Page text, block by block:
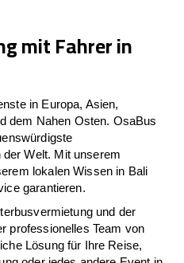
mit Fahrer in
in Europa, Asien,
dem Nahen Osten. OsaBus
Welt. Mit unserem
lokalen Wissen in Bali
garantieren.
und der
professionelles Team von
Lösung für Ihre Reise,